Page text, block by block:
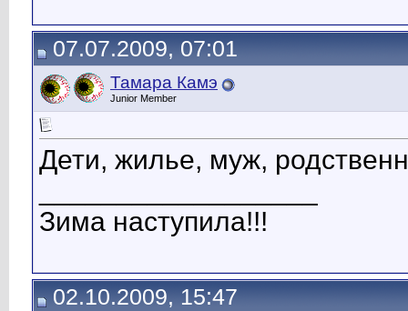
07.07.2009, 07:01
Тамара Камэ
Junior Member
Дети, жилье, муж,
Зима наступила!!!
02.10.2009, 15:47